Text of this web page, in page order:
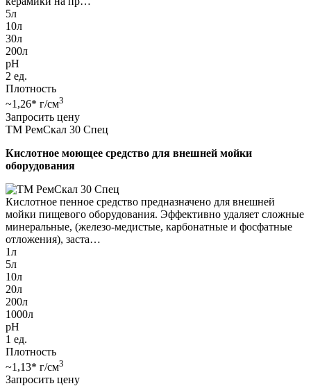
5л
10л
30л
200л
pH
2 ед.
Плотность
~1,26* г/см3
Запросить цену
ТМ РемСкал 30 Спец
Кислотное моющее средство для внешней мойки
оборудования
Кислотное пенное средство предназначено для внешней
мойки пищевого оборудования. Эффективно удаляет сложные
минеральные, (железо-медистые, карбонатные и фосфатные
отложения), заста…
1л
5л
10л
20л
200л
1000л
pH
1 ед.
Плотность
~1,13* г/см3
Запросить цену